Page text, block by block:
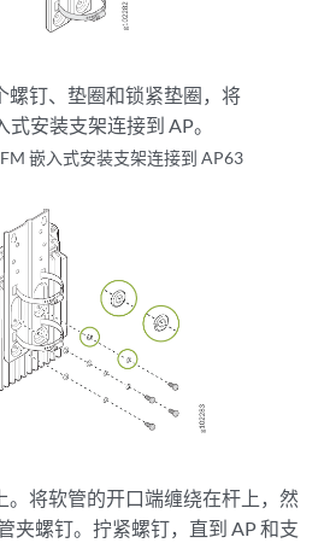
螺钉、垫圈和锁紧垫圈，将
安装支架连接到 AP。
嵌入式安装支架连接到 AP63
。将软管的开口端缠绕在杆上，然
夹螺钉。拧紧螺钉，直到 AP 和支